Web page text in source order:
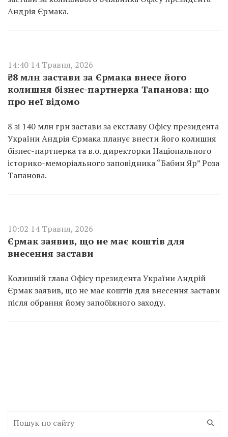
Андрія Єрмака.
14:40 14 Травня, 2026
₴8 млн застави за Єрмака внесе його
колишня бізнес-партнерка Тапанова: що
про неї відомо
8 зі 140 млн грн застави за ексглаву Офісу президента
України Андрія Єрмака планує внести його колишня
бізнес-партнерка та в.о. директорки Національного
історико-меморіального заповідника “Бабин Яр” Роза
Тапанова.
10:02 14 Травня, 2026
Єрмак заявив, що не має коштів для
внесення застави
Колишній глава Офісу президента України Андрій
Єрмак заявив, що не має коштів для внесення застави
після обрання йому запобіжного заходу.